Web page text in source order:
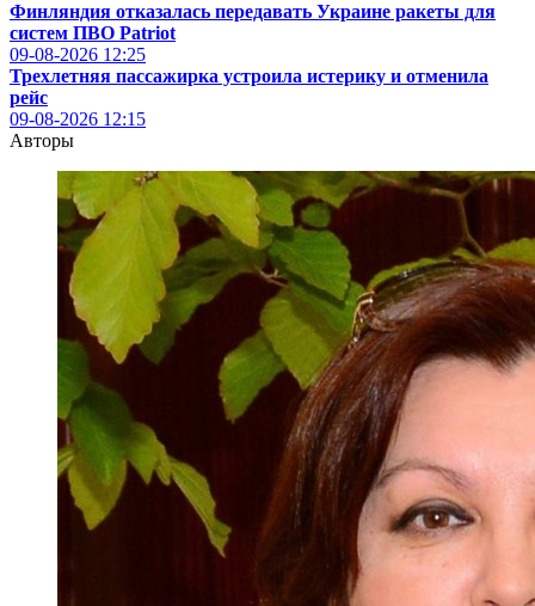
Финляндия отказалась передавать Украине ракеты для
систем ПВО Patriot
09-08-2026 12:25
Трехлетняя пассажирка устроила истерику и отменила
рейс
09-08-2026 12:15
Авторы